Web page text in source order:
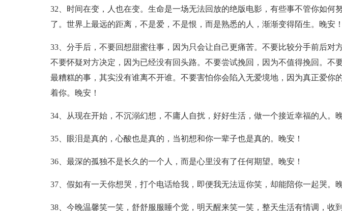
32、时间在变，人也在变。生命是一场无法回放的绝版电影，有些事不管你如何
了。世界上最远的距离，不是爱，不是恨，而是熟悉的人，渐渐变得陌生。晚安！
33、分手后，不要回想甜蜜往事，因为只会让自己更痛苦。不要比较分手前后对
不要怀疑对方决定，因为已经没有回头路。不要尝试挽回，因为不值得挽回。不
最糟糕的事，其实没有谁离不开谁。不要害怕你会陷入无爱境地，因为真正爱你
着你。晚安！
34、从现在开始，不沉溺幻想，不庸人自扰，好好生活，做一个接近幸福的人。晚
35、眼泪是真的，心酸也是真的，当初想和你一辈子也是真的。晚安！
36、最深的孤独不是长久的一个人，而是心里没有了任何期望。晚安！
37、假如有一天你想哭，打个电话给我，即便我无法逗你笑，却能陪你一起哭。晚
38、今晚温馨笑一笑，舒舒服服睡个觉，明天醒来笑一笑，整天生活有情调，收